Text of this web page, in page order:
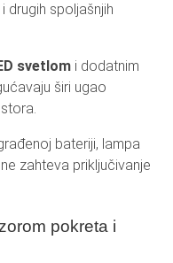
drugih spoljašnjih
svetlom i dodatnim
širi ugao
bateriji, lampa
zahteva priključivanje
pokreta i